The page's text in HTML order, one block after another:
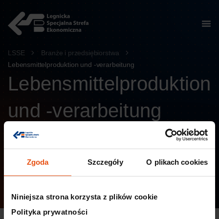
Zgoda Szczegóły O plikach cookies
Niniejsza strona korzysta z plików cookie
Polityka prywatności
springen
LSSE
Branże i przedsiębiorstwa
Lebensmittelproduktion und -verarbeitung
Lebensmittelproduktion
und -verarbeitung
Legnicka Specjalna Strefa Ekonomiczna
unterstützt Unternehmen der Lebensmittel- und
Verarbeitungsbranche, die auf